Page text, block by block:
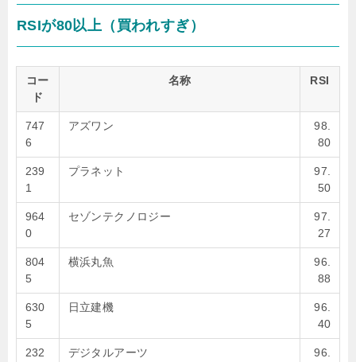
RSIが80以上（買われすぎ）
コー
ド
名称 RSI
747
6
アズワン
98.
80
239
1
プラネット
97.
50
964
0
セゾンテクノロジー
97.
27
804
5
横浜丸魚
96.
88
630
5
日立建機
96.
40
232
デジタルアーツ
96.